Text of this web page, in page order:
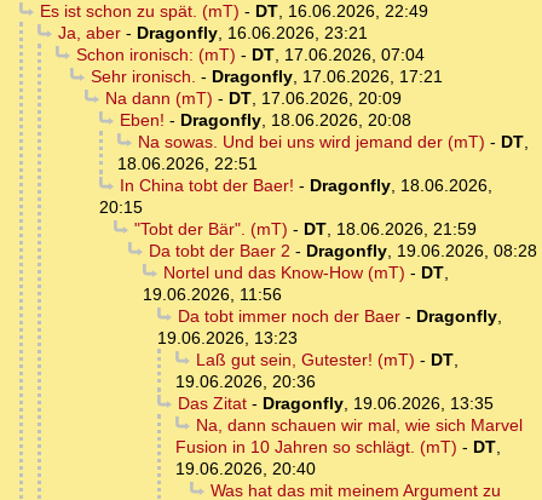
Es ist schon zu spät. (mT) - DT, 16.06.2026, 22:49
Ja, aber- Dragonfly, 16.06.2026, 23:21
Schon ironisch: (mT) - DT, 17.06.2026, 07:04
Sehr ironisch. - Dragonfly, 17.06.2026, 17:21
Na dann (mT) - DT, 17.06.2026, 20:09
Eben! - Dragonfly, 18.06.2026, 20:08
Na sowas. Und bei uns wird jemand der (mT) - DT,
18.06.2026, 22:51
In China tobt der Baer! - Dragonfly, 18.06.2026,
20:15
"Tobt der Bär". (mT) - DT, 18.06.2026, 21:59
Da tobt der Baer 2 - Dragonfly, 19.06.2026, 08:28
Nortel und das Know-How (mT) - DT,
19.06.2026, 11:56
Da tobt immer noch der Baer- Dragonfly,
19.06.2026, 13:23
Laß gut sein, Gutester! (mT) - DT,
19.06.2026, 20:36
Das Zitat- Dragonfly, 19.06.2026, 13:35
Na, dann schauen wir mal, wie sich Marvel
Fusion in 10 Jahren so schlägt. (mT) - DT,
19.06.2026, 20:40
Was hat das mit meinem Argument zu